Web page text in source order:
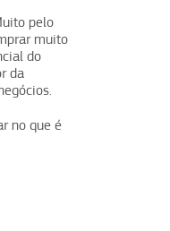
pelo
muito
do
da
no que é